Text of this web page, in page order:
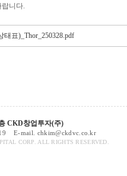
니다.
표)_Thor_250328.pdf
CKD창업투자(주)
E-mail. chkim@ckdvc.co.kr
CORP. ALL RIGHTS RESERVED.